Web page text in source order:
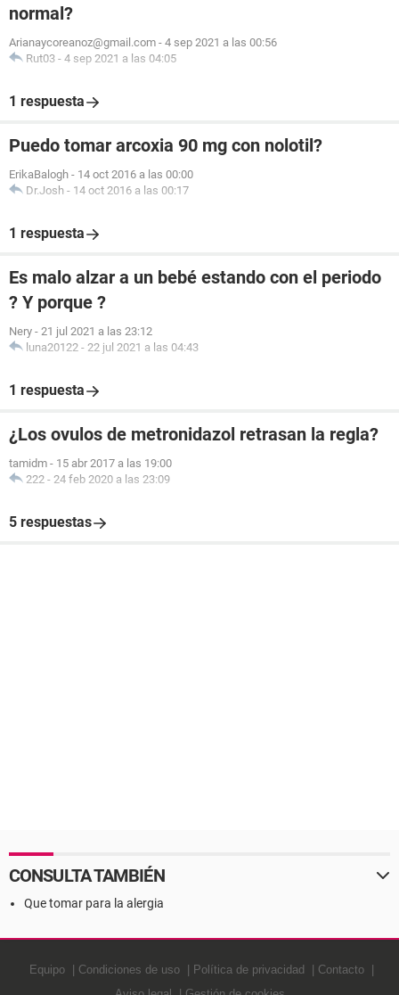
normal?
Arianaycoreanoz@gmail.com - 4 sep 2021 a las 00:56
Rut03 - 4 sep 2021 a las 04:05
1 respuesta
Puedo tomar arcoxia 90 mg con nolotil?
ErikaBalogh - 14 oct 2016 a las 00:00
Dr.Josh - 14 oct 2016 a las 00:17
1 respuesta
Es malo alzar a un bebé estando con el periodo
? Y porque ?
Nery - 21 jul 2021 a las 23:12
luna20122 - 22 jul 2021 a las 04:43
1 respuesta
¿Los ovulos de metronidazol retrasan la regla?
tamidm - 15 abr 2017 a las 19:00
222 - 24 feb 2020 a las 23:09
5 respuestas
CONSULTA TAMBIÉN
Que tomar para la alergia
Equipo Condiciones de uso Política de privacidad
Contacto